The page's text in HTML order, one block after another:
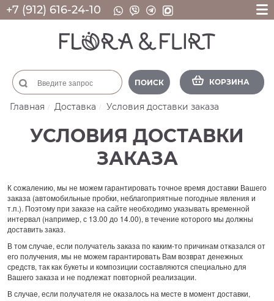
+7 (912) 616-24-10
ПОИСК КОРЗИНА
Главная Доставка Условия доставки заказа
УСЛОВИЯ ДОСТАВКИ
ЗАКАЗА
К сожалению, мы не можем гарантировать точное время доставки Вашего
заказа (автомобильные пробки, неблагоприятные погодные явления и
т.п.). Поэтому при заказе на сайте необходимо указывать временной
интервал (например, с 13.00 до 14.00), в течение которого мы должны
доставить заказ.
В том случае, если получатель заказа по каким-то причинам отказался от
его получения, мы не можем гарантировать Вам возврат денежных
средств, так как букеты и композиции составляются специально для
Вашего заказа и не подлежат повторной реализации.
В случае, если получателя не оказалось на месте в момент доставки,